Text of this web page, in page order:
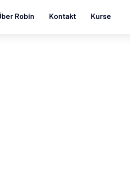
Robin Kontakt Kurse